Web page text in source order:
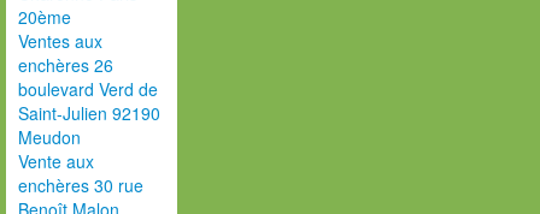
20ème
Ventes aux
enchères 26
boulevard Verd de
Saint-Julien 92190
Meudon
Vente aux
enchères 30 rue
Benoît Malon